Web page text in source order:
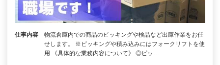
仕事内容
物流倉庫内での商品のピッキングや検品など出庫作業をお任
せします。 ※ピッキングや積み込みにはフォークリフトを使
用 《具体的な業務内容について》 ◎ピッ…